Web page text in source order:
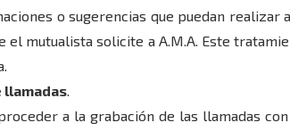
o sugerencias que puedan
el mutualista solicite a A.M.A. Este
llamadas.
a la grabación de las llamadas